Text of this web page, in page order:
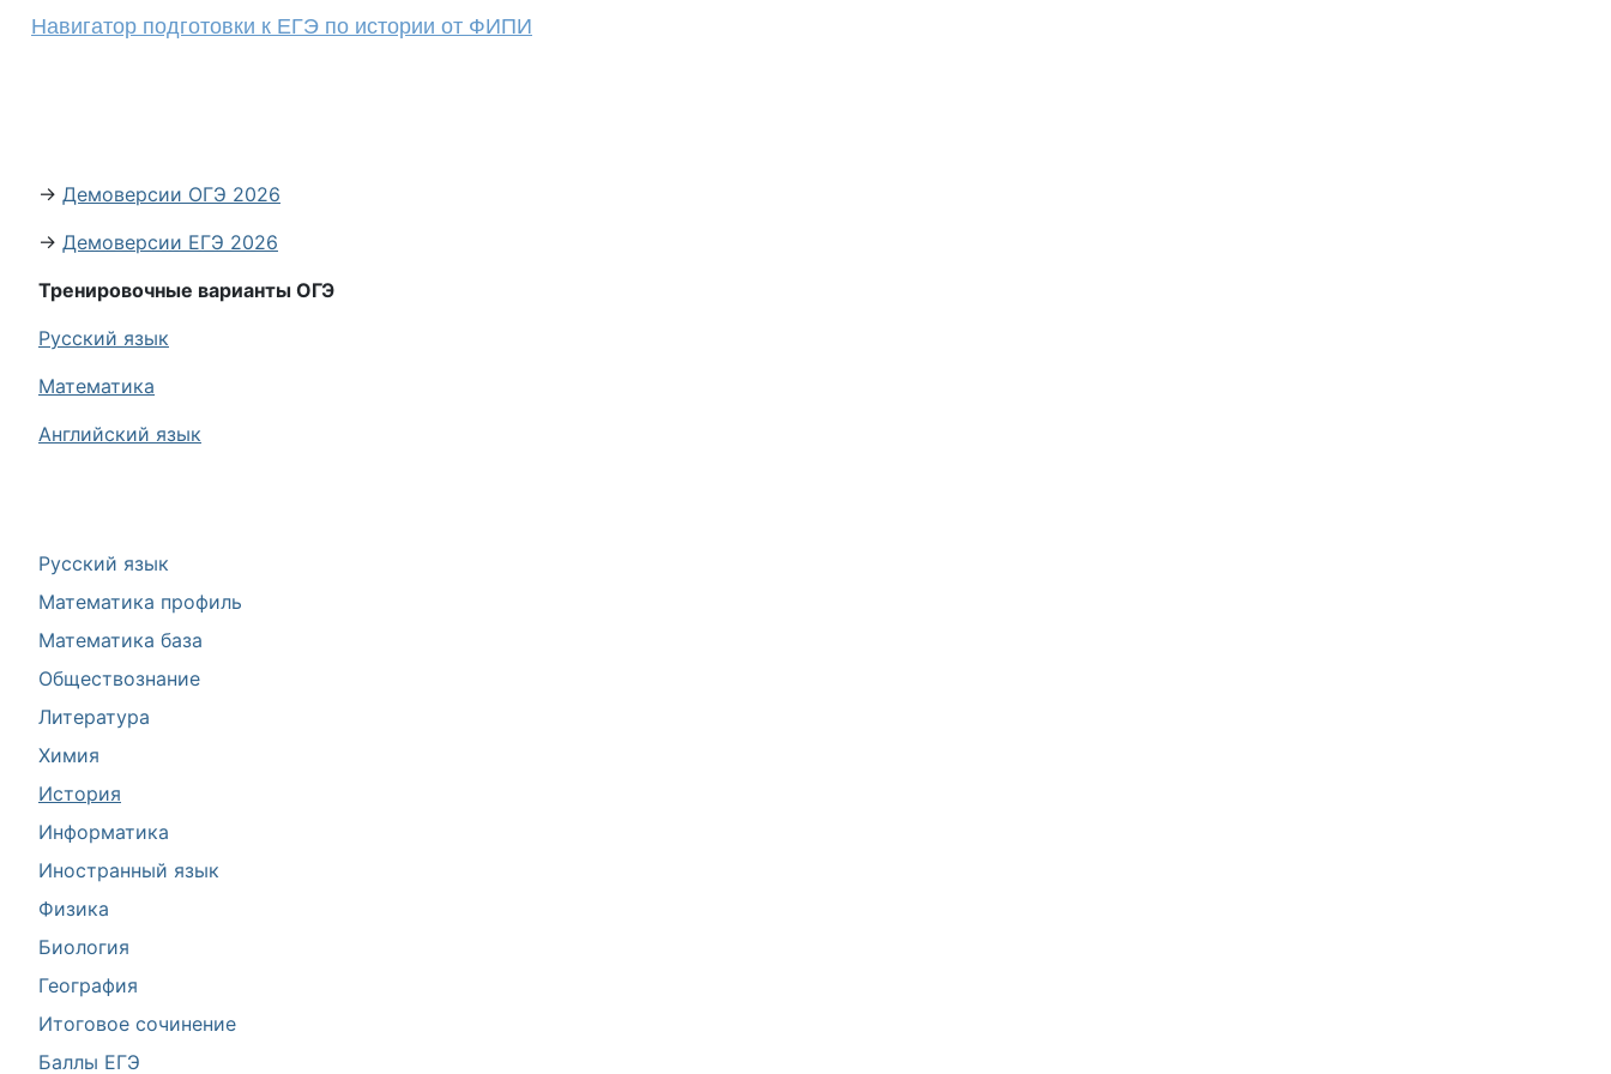
Русский язык
Математика профиль
Математика база
Обществознание
Литература
Химия
История
Информатика
Иностранный язык
Физика
Биология
География
Итоговое сочинение
Баллы ЕГЭ
Навигатор подготовки к ЕГЭ по истории от ФИПИ
→ Демоверсии ОГЭ 2026
→ Демоверсии ЕГЭ 2026
Тренировочные варианты ОГЭ
Русский язык
Математика
Английский язык